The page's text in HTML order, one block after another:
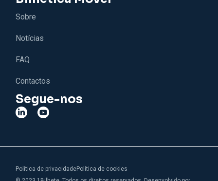
Sobre
Notícias
FAQ
Contactos
Segue-nos
Política de privacidadePolítica de cookies